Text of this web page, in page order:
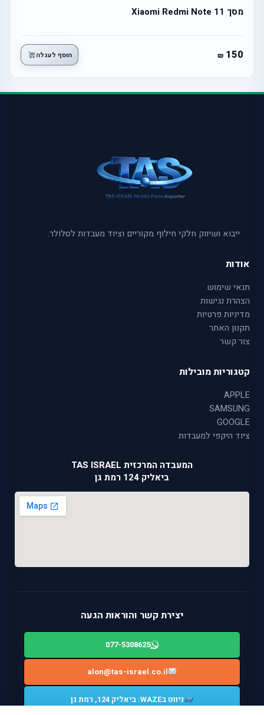
מסך Xiaomi Redmi Note 11
150 הוסף לעגלה
ייבוא ושיווק חלקי חילוף מקוריים וציוד מעבדות לסלולר.
אודות
תנאי שימוש
הצהרת נגישות
מדיניות פרטיות
תקנון האתר
צור קשר
קטגוריות מובילות
APPLE
SAMSUNG
GOOGLE
ציוד היקפי למעבדות
המעבדה המרכזית TAS ISRAEL
ביאליק 124 רמת גן
יצירת קשר והוראות הגעה
077-5308625
alon@tas-israel.co.il
ניווט בWAZE: ביאליק 124, רמת גן